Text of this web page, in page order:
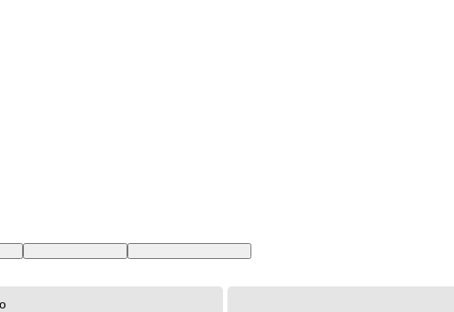
BRXL USA | GG BRXXL USA | EGG BR